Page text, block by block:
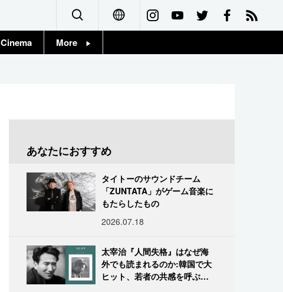
العربية
Русский
Cinema More
東京
お知らせ
あなたにおすすめ
タイトーのサウンドチーム
「ZUNTATA」がゲーム音楽に
もたらしたもの
2026.07.18
太宰治『人間失格』はなぜ海
外でも読まれるのか:韓国で大
ヒット、若者の共感を呼ぶ